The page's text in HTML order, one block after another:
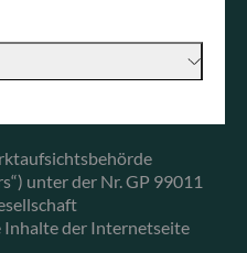
unter der Nr. GP 99011
der Internetseite